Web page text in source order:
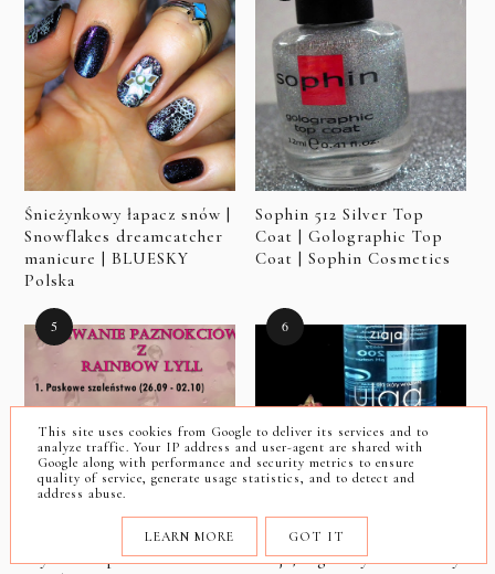
Śnieżynkowy łapacz snów |
Snowflakes dreamcatcher
manicure | BLUESKY
Polska
Sophin 512 Silver Top
Coat | Golographic Top
Coat | Sophin Cosmetics
Wyzwanie paznokciowe z
Ziaja, ulga. Płyn micelarny.
This site uses cookies from Google to deliver its services and to
analyze traffic. Your IP address and user-agent are shared with
Google along with performance and security metrics to ensure
quality of service, generate usage statistics, and to detect and
address abuse.
LEARN MORE GOT IT